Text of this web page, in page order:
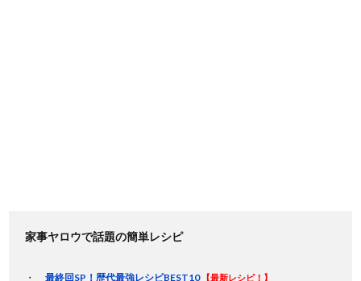
家事ヤロウで話題の簡単レシピ
最終回SP！歴代最強レシピBEST10 【最新レシピ！】